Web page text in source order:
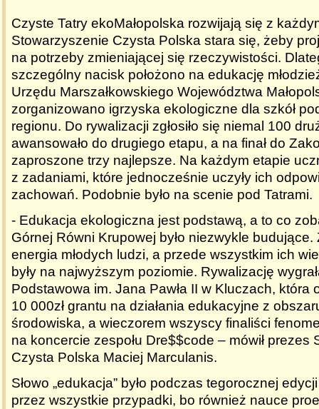
Czyste Tatry ekoMałopolska rozwijają się z
Stowarzyszenie Czysta Polska stara się, żeby
na potrzeby zmieniającej się rzeczywistości.
szczególny nacisk położono na edukację
Urzędu Marszałkowskiego Województwa
zorganizowano igrzyska ekologiczne dla szkół
regionu. Do rywalizacji zgłosiło się niemal 100
awansowało do drugiego etapu, a na finał do
zaproszone trzy najlepsze. Na każdym etapie
z zadaniami, które jednocześnie uczyły ich
zachowań. Podobnie było na scenie pod Tatrami.
- Edukacja ekologiczna jest podstawą, a to co
Górnej Równi Krupowej było niezwykle
energia młodych ludzi, a przede wszystkim ich
były na najwyższym poziomie. Rywalizację
Podstawowa im. Jana Pawła II w Kluczach, która
10 000zł grantu na działania edukacyjne z
środowiska, a wieczorem wszyscy finaliści
na koncercie zespołu Dre$$code – mówił prezes
Czysta Polska Maciej Marculanis.
Słowo „edukacja” było podczas tegorocznej
przez wszystkie przypadki, bo również nauce